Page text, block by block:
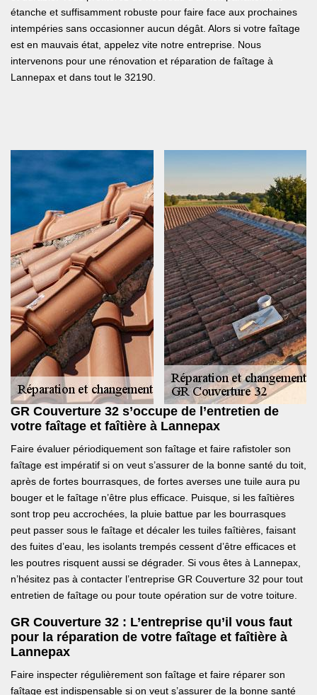
étanche et suffisamment robuste pour faire face aux prochaines
intempéries sans occasionner aucun dégât. Alors si votre faîtage
est en mauvais état, appelez vite notre entreprise. Nous
intervenons pour une rénovation et réparation de faîtage à
Lannepax et dans tout le 32190.
GR Couverture 32 s’occupe de l’entretien de
votre faîtage et faîtière à Lannepax
Faire évaluer périodiquement son faîtage et faire rafistoler son
faîtage est impératif si on veut s’assurer de la bonne santé du toit,
après de fortes bourrasques, de fortes averses une tuile aura pu
bouger et le faîtage n’être plus efficace. Puisque, si les faîtières
sont trop peu accrochées, la pluie battue par les bourrasques
peut passer sous le faîtage et décaler les tuiles faîtières, faisant
des fuites d’eau, les isolants trempés cessent d’être efficaces et
les poutres risquent aussi se dégrader. Si vous êtes à Lannepax,
n’hésitez pas à contacter l’entreprise GR Couverture 32 pour tout
entretien de faîtage ou pour toute opération sur de votre toiture.
GR Couverture 32 : L’entreprise qu’il vous faut
pour la réparation de votre faîtage et faîtière à
Lannepax
Faire inspecter régulièrement son faîtage et faire réparer son
faîtage est indispensable si on veut s’assurer de la bonne santé